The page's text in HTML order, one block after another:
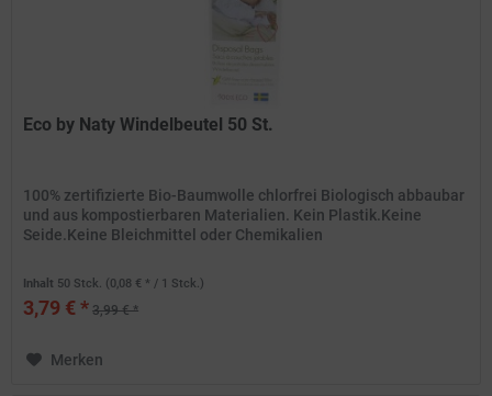
Eco by Naty Windelbeutel 50 St.
100% zertifizierte Bio-Baumwolle chlorfrei Biologisch abbaubar
und aus kompostierbaren Materialien. Kein Plastik.Keine
Seide.Keine Bleichmittel oder Chemikalien
Inhalt 50 Stck. (0,08 € * / 1 Stck.)
3,79 € * 3,99 € *
Merken